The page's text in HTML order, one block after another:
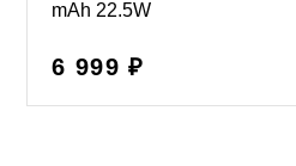
mAh 22.5W
6 999 ₽